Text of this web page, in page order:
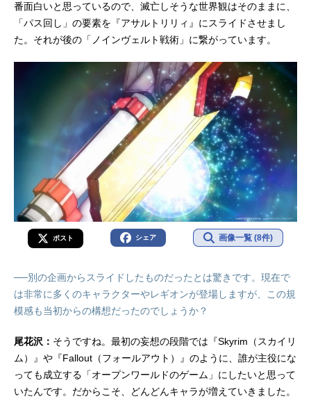
番面白いと思っているので、滅亡しそうな世界観はそのままに、
「パス回し」の要素を『アサルトリリィ』にスライドさせまし
た。それが後の「ノインヴェルト戦術」に繋がっています。
ポスト シェア 画像一覧 (8件)
──別の企画からスライドしたものだったとは驚きです。現在で
は非常に多くのキャラクターやレギオンが登場しますが、この規
模感も当初からの構想だったのでしょうか？
尾花沢： そうですね。最初の妄想の段階では『Skyrim（スカイリ
ム）』や『Fallout（フォールアウト）』のように、誰が主役にな
っても成立する「オープンワールドのゲーム」にしたいと思って
いたんです。だからこそ、どんどんキャラが増えていきました。